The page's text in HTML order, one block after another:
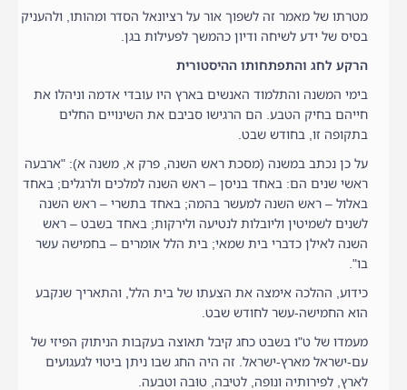
מטרתו של מאמר זה לשפוך אור על רציונאל הסדר ומהותו, ולהעניק
בסיס של ידע לשיחה ודיון כהמשך לפעילות בגן.
הרקע לחג והתפתחותו ההיסטורית
בימי המשנה והתלמוד האנשים בארץ היו עובדי אדמה וניהלו את
חייהם בחיק הטבע. הם הרגישו סביבם את השינויים החלים
בתקופה זו, בחודש שבט.
על כן נכתב במשנה (מסכת ראש השנה, פרק א, משנה א): "ארבעה
ראשי שנים הם: באחד בניסן – ראש השנה למלכים ולרגלים; באחד
באלול – ראש השנה למעשר בהמה; באחד בתשרי – ראש השנה
לשנים לשמיטין וליובלות לנטיעה ולירקות; באחד בשבט – ראש
השנה לאילן כדברי בית שמאי; בית הלל אומרים – בחמישה עשר
בו".
כידוע, ההלכה אימצה את הצעתו של בית הלל, והתאריך שנקבע
הוא החמישה-עשר לחודש שבט.
מעמדו של ט"ו בשבט כחג קיבל תאוצה בעקבות הניתוק הפיזי של
עם-ישראל מארץ-ישראל. זה היה החג שבו ניתן ביטוי לגעגועים
לארץ, לפירותיה ונופה, לטיבה, טוּבה וטבעה.